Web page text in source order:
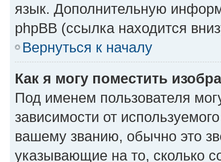
язык. Дополнительную
phpBB (ссылка находится
Вернуться к началу
Как я могу поместить
Под именем пользователя
зависимости от
вашему званию, обычно это
указывающие на то, сколько